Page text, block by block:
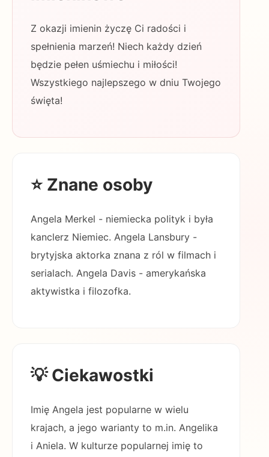
Z okazji imienin życzę Ci radości i
spełnienia marzeń! Niech każdy dzień
będzie pełen uśmiechu i miłości!
Wszystkiego najlepszego w dniu Twojego
święta!
⭐ Znane osoby
Angela Merkel - niemiecka polityk i była
kanclerz Niemiec. Angela Lansbury -
brytyjska aktorka znana z ról w filmach i
serialach. Angela Davis - amerykańska
aktywistka i filozofka.
💡 Ciekawostki
Imię Angela jest popularne w wielu
krajach, a jego warianty to m.in. Angelika
i Aniela. W kulturze popularnej imię to